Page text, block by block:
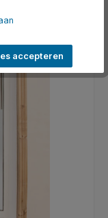
accepteren